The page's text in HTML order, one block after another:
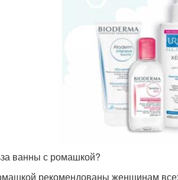
ванны с ромашкой?
рекомендованы женщинам